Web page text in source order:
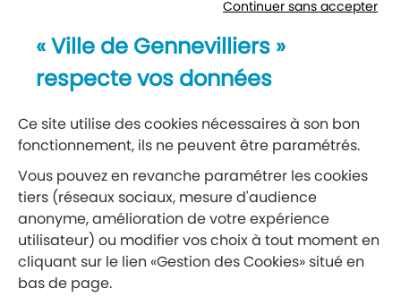
Newsletter
Réseaux sociaux
Suivez-nous
Retrouvez nous sur Facebook
Continuer sans accepter
« Ville de Gennevilliers »
respecte vos données
Ce site utilise des cookies nécessaires à son bon
fonctionnement, ils ne peuvent être paramétrés.
Vous pouvez en revanche paramétrer les cookies
tiers (réseaux sociaux, mesure d'audience
anonyme, amélioration de votre expérience
utilisateur) ou modifier vos choix à tout moment en
cliquant sur le lien «Gestion des Cookies» situé en
bas de page.